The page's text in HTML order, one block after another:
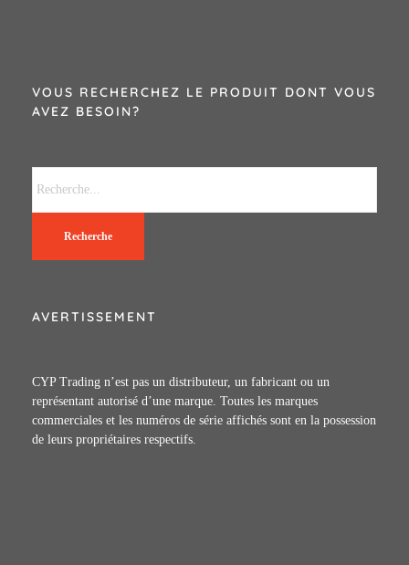
VOUS RECHERCHEZ LE PRODUIT DONT VOUS
AVEZ BESOIN?
Recherche
AVERTISSEMENT
CYP Trading n’est pas un distributeur, un fabricant ou un
représentant autorisé d’une marque. Toutes les marques
commerciales et les numéros de série affichés sont en la possession
de leurs propriétaires respectifs.